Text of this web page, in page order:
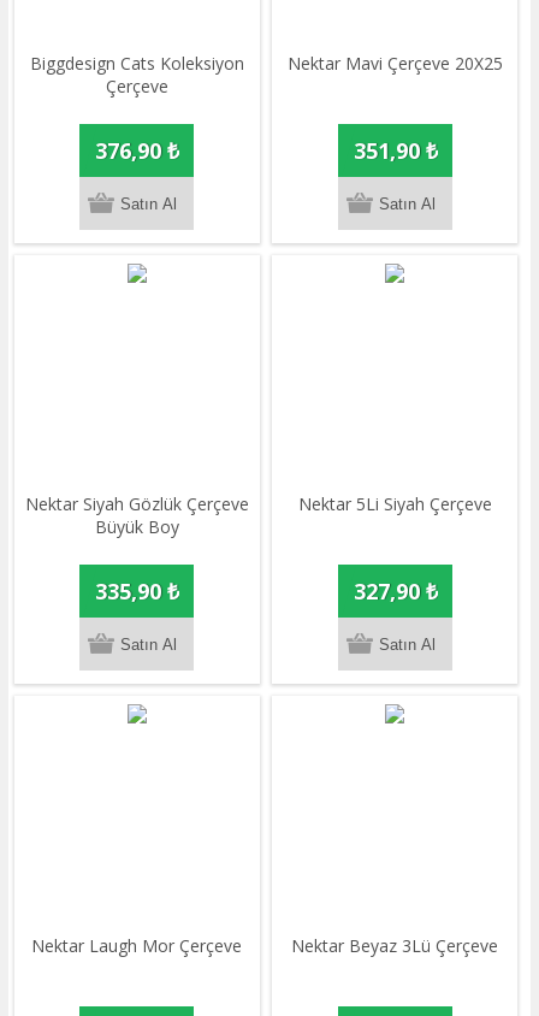
Biggdesign Cats Koleksiyon
Çerçeve
376,90 ₺
Nektar Mavi Çerçeve 20X25
351,90 ₺
Nektar Siyah Gözlük Çerçeve
Büyük Boy
335,90 ₺
Nektar 5Li Siyah Çerçeve
327,90 ₺
Nektar Laugh Mor Çerçeve Nektar Beyaz 3Lü Çerçeve